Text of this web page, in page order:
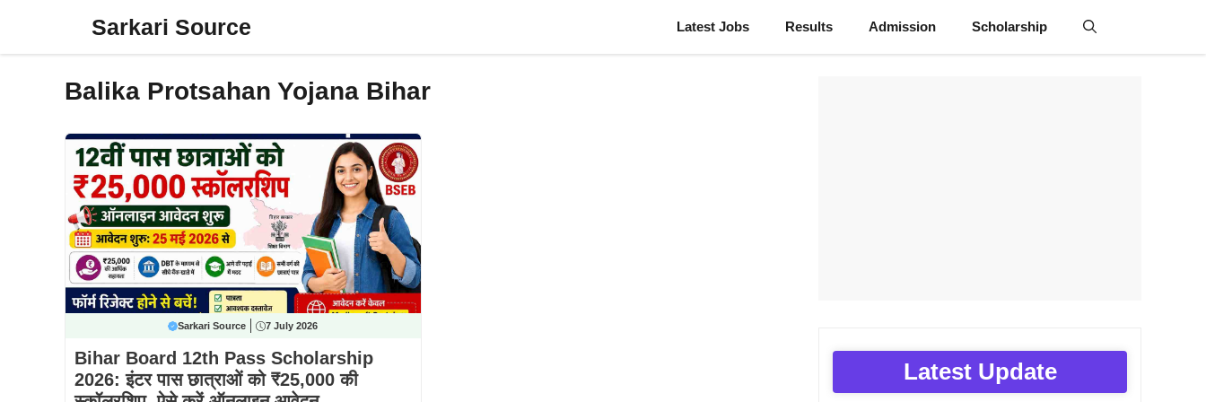
Sarkari Source Latest Jobs Results Admission Scholarship
Balika Protsahan Yojana Bihar
Sarkari Source 7 July 2026
Bihar Board 12th Pass Scholarship
2026: इंटर पास छात्राओं को ₹25,000 की
Latest Update